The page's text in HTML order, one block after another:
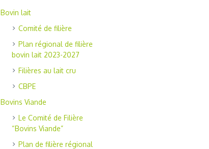
Bovin lait
Comité de filière
Plan régional de filière
bovin lait 2023-2027
Filières au lait cru
CBPE
Bovins Viande
Le Comité de Filière
“Bovins Viande”
Plan de filière régional